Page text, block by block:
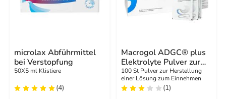
microlax Abführmittel
bei Verstopfung
50X5 ml Klistiere
(4)
Macrogol ADGC® plus
Elektrolyte Pulver zur
H.e.L.zum Einnehmen
100 St Pulver zur Herstellung
einer Lösung zum Einnehmen
(1)